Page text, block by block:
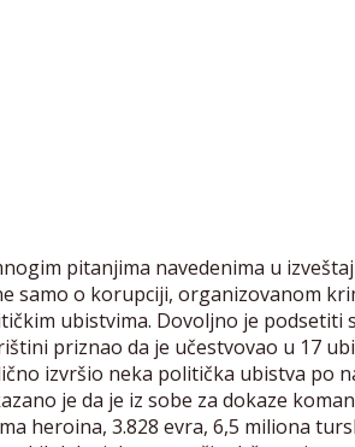
pitanjima navedenima u
samo o korupciji, organizovanom
ubistvima. Dovoljno je podsetiti
priznao da je učestvovao u 17
izvršio neka politička ubistva po
je da je iz sobe za dokaze
heroina, 3.828 evra, 6,5 miliona